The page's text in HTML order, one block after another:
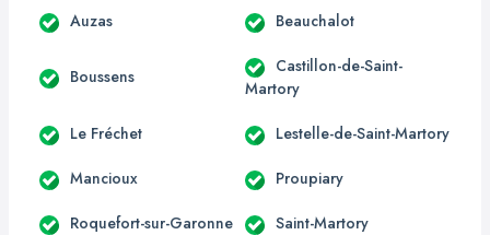
Auzas Beauchalot
Boussens
Castillon-de-Saint-
Martory
Le Fréchet Lestelle-de-Saint-Martory
Mancioux Proupiary
Roquefort-sur-Garonne Saint-Martory